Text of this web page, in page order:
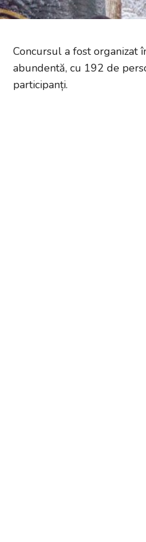
Concursul a fost organizat
abundentă, cu 192 de
participanți.